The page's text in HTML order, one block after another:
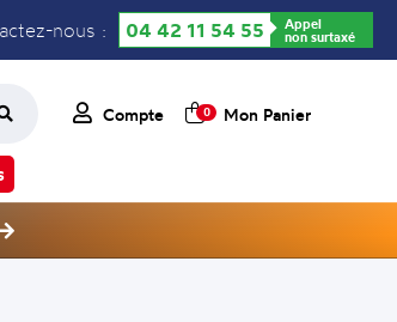
nous : 04 42 11 54 55 Appel
non surtaxé
Compte 0 Mon Panier